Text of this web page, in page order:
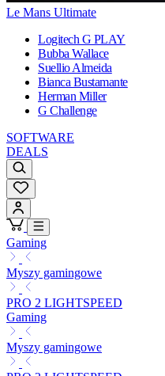
Le Mans Ultimate
Logitech G PLAY
Bubba Wallace
Suellio Almeida
Bianca Bustamante
Herman Miller
G Challenge
SOFTWARE
DEALS
Gaming
Myszy gamingowe
PRO 2 LIGHTSPEED
Gaming
Myszy gamingowe